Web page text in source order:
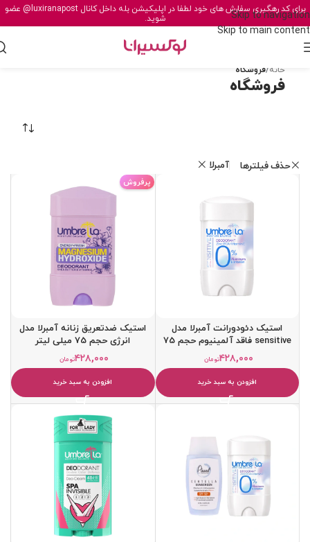
Skip to navigation
Skip to main content
برای کد رهگیری سفارش های خود لطفا در اپلیکیشن بله داخل کانال@luxiranapost عضو
شوید.
خانه/فروشگاه
فروشگاه
حذف فیلترها آمبرلا
استیک دئودورانت آمبرلا مدل
sensitive فاقد آلمینیوم حجم 75
میلی لیترتومان۴۲۸,۰۰۰
افزودن به سبد خرید
پرفروش
استیک ضدتعریق زنانه آمبرلا مدل
انرژی حجم 75 میلی لیتر
تومان۴۲۸,۰۰۰
افزودن به سبد خرید